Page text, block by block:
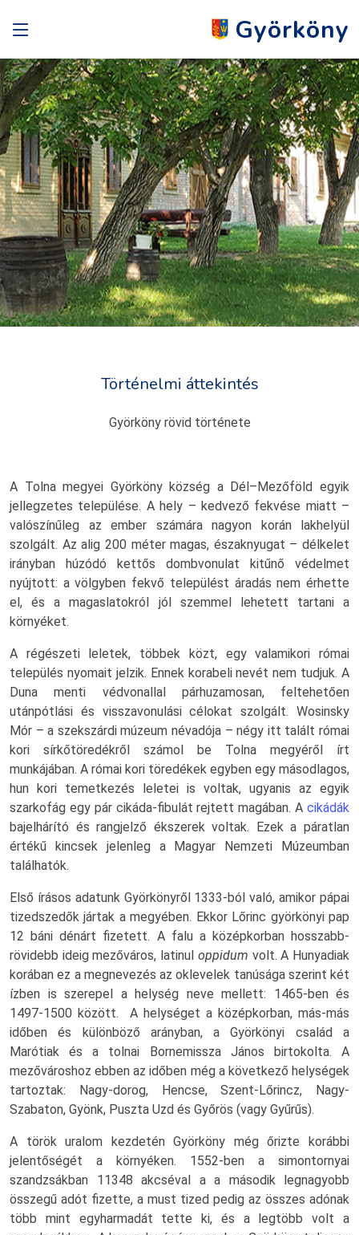
Györköny
Történelmi áttekintés
Györköny rövid története
A Tolna megyei Györköny község a Dél–Mezőföld egyik
jellegzetes települése. A hely – kedvező fekvése miatt –
valószínűleg az ember számára nagyon korán lakhelyül
szolgált. Az alig 200 méter magas, északnyugat – délkelet
irányban húzódó kettős dombvonulat kitűnő védelmet
nyújtott: a völgyben fekvő települést áradás nem érhette
el, és a magaslatokról jól szemmel lehetett tartani a
környéket.
A régészeti leletek, többek közt, egy valamikori római
település nyomait jelzik. Ennek korabeli nevét nem tudjuk. A
Duna menti védvonallal párhuzamosan, feltehetően
utánpótlási és visszavonulási célokat szolgált. Wosinsky
Mór – a szekszárdi múzeum névadója – négy itt talált római
kori sírkőtöredékről számol be Tolna megyéről írt
munkájában. A római kori töredékek egyben egy másodlagos,
hun kori temetkezés leletei is voltak, ugyanis az egyik
szarkofág egy pár cikáda-fibulát rejtett magában. A cikádák
bajelhárító és rangjelző ékszerek voltak. Ezek a páratlan
értékű kincsek jelenleg a Magyar Nemzeti Múzeumban
találhatók.
Első írásos adatunk Györkönyről 1333-ból való, amikor pápai
tizedszedők jártak a megyében. Ekkor Lőrinc györkönyi pap
12 báni dénárt fizetett. A falu a középkorban hosszabb-
rövidebb ideig mezőváros, latinul oppidum volt. A Hunyadiak
korában ez a megnevezés az oklevelek tanúsága szerint két
ízben is szerepel a helység neve mellett: 1465-ben és
1497-1500 között. A helységet a középkorban, más-más
időben és különböző arányban, a Györkönyi család a
Marótiak és a tolnai Bornemissza János birtokolta. A
mezővároshoz ebben az időben még a következő helységek
tartoztak: Nagy-dorog, Hencse, Szent-Lőrincz, Nagy-
Szabaton, Gyönk, Puszta Uzd és Győrös (vagy Gyűrűs).
A török uralom kezdetén Györköny még őrizte korábbi
jelentőségét a környéken. 1552-ben a simontornyai
szandzsákban 11348 akcséval a a második legnagyobb
összegű adót fizette, a must tized pedig az összes adónak
több mint egyharmadát tette ki, és a legtöbb volt a